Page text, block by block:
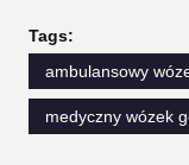
Tags:
ambulansowy
medyczny wózek